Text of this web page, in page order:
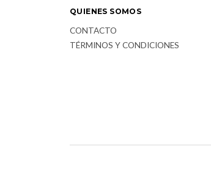
QUIENES SOMOS
CONTACTO
TÉRMINOS Y CONDICIONES